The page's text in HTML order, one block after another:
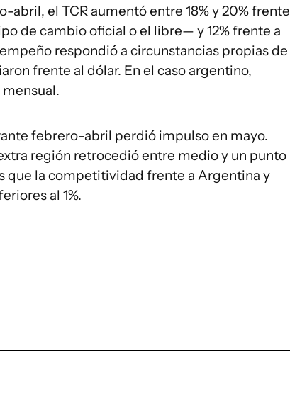
el TCR aumentó entre 18% y 20% frente
de cambio oficial o el libre— y 12% frente a
respondió a circunstancias propias de
frente al dólar. En el caso argentino,
febrero-abril perdió impulso en mayo.
región retrocedió entre medio y un punto
que la competitividad frente a Argentina y
al 1%.